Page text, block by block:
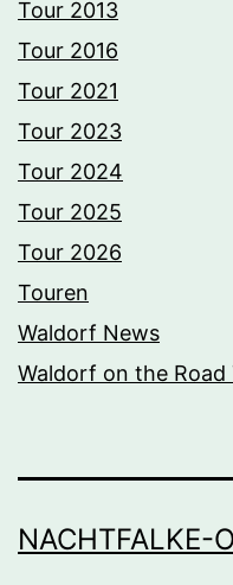
Tour 2013
Tour 2016
Tour 2021
Tour 2023
Tour 2024
Tour 2025
Tour 2026
Touren
Waldorf News
Waldorf on the Road
NACHTFALKE-